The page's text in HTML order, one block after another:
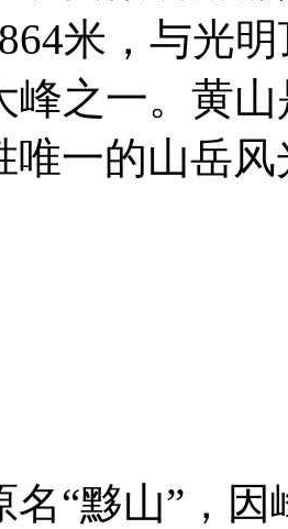
米，与光
峰之一。黄
唯一的山岳风
黟山”，因